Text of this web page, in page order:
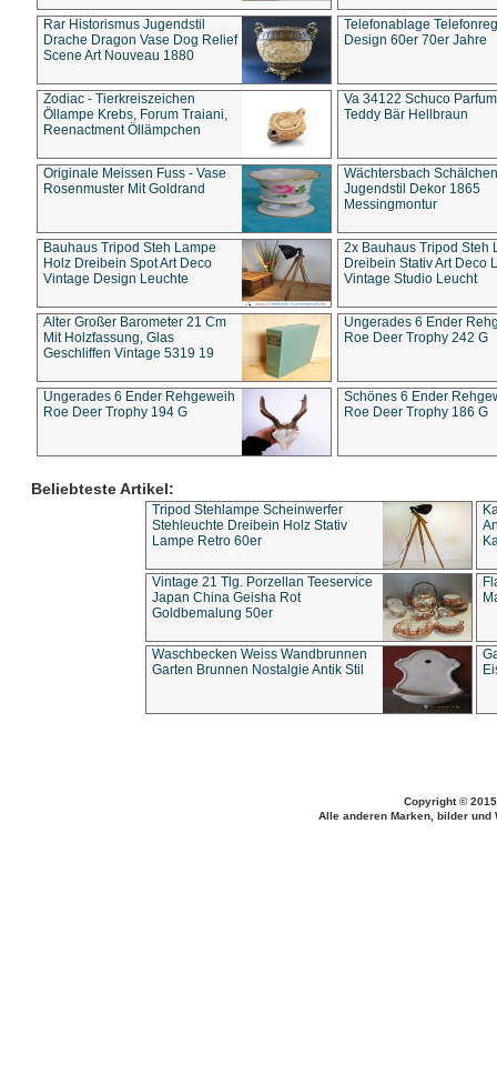
Rar Historismus Jugendstil
Drache Dragon Vase Dog Relief
Scene Art Nouveau 1880
Telefonablage
Design 60er 70er Jahre
Zodiac - Tierkreiszeichen
Öllampe Krebs, Forum Traiani,
Reenactment Öllämpchen
Va 34122 Schuco
Teddy Bär Hellbraun
Originale Meissen Fuss - Vase
Rosenmuster Mit Goldrand
Wächtersbach Schälchen
Jugendstil Dekor 1865
Messingmontur
Bauhaus Tripod Steh Lampe
Holz Dreibein Spot Art Deco
Vintage Design Leuchte
2x Bauhaus Tripod Steh
Dreibein Stativ Art Deco
Vintage Studio Leucht
Alter Großer Barometer 21 Cm
Mit Holzfassung, Glas
Geschliffen Vintage 5319 19
Ungerades 6 Ender
Roe Deer Trophy 242 G
Ungerades 6 Ender Rehgeweih
Roe Deer Trophy 194 G
Schönes 6 Ender
Roe Deer Trophy 186 G
Beliebteste Artikel:
Tripod Stehlampe Scheinwerfer
Stehleuchte Dreibein Holz Stativ
Lampe Retro 60er
Vintage 21 Tlg. Porzellan Teeservice
Japan China Geisha Rot
Goldbemalung 50er
Waschbecken Weiss Wandbrunnen
Garten Brunnen Nostalgie Antik Stil
Copyright ©
Alle anderen Marken, bilder und